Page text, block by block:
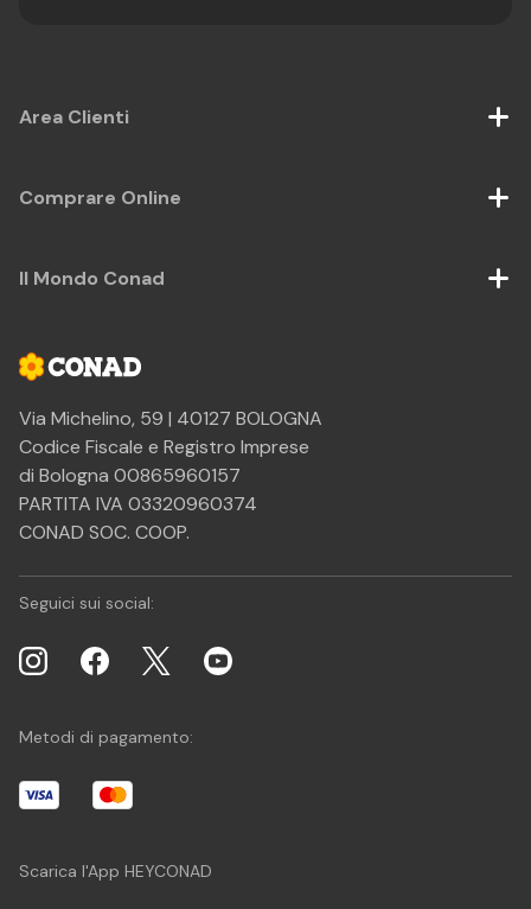
Via Michelino, 59 | 40127 BOLOGNA
Codice Fiscale e Registro Imprese
di Bologna 00865960157
PARTITA IVA 03320960374
CONAD SOC. COOP.
Area Clienti
Comprare Online
Il Mondo Conad
Seguici sui social:
Metodi di pagamento:
Scarica l'App HEYCONAD